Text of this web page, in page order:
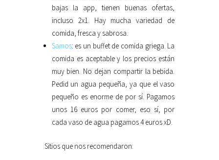
bajas la app, tienen buenas ofertas,
incluso 2x1. Hay mucha variedad de
comida, fresca y sabrosa.
Samos: es un buffet de comida griega. La
comida es aceptable y los precios están
muy bien. No dejan compartir la bebida.
Pedid un agua pequeña, ya que el vaso
pequeño es enorme de por sí. Pagamos
unos 16 euros por comer, eso sí, por
cada vaso de agua pagamos 4 euros xD.
Sitios que nos recomendaron: